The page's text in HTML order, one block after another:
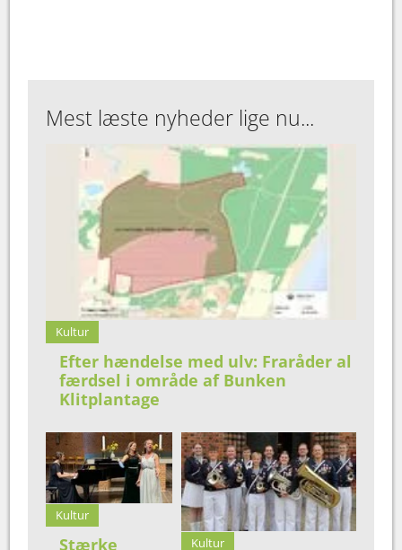
Mest læste nyheder lige nu...
Kultur
Efter hændelse med ulv: Fraråder al
færdsel i område af Bunken
Klitplantage
Kultur
Stærke
Kultur